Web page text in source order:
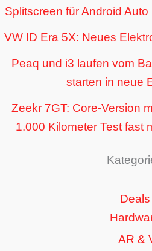
Splitscreen für Android
VW ID Era 5X: Neues
Peaq und i3 laufen vom
starten in neue
Zeekr 7GT: Core-Version
1.000 Kilometer Test fast
Deals
AR &